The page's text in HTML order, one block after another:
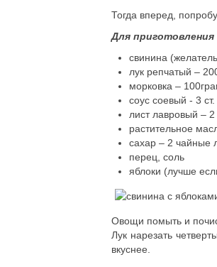
Тогда вперед,
Для
свинина
лук репчатый –
морковка –
соус соевый - 3
лист лавровый – 2
растительное
сахар – 2 чайные
перец, соль
яблоки (лучше
Овощи помыть и
Лук нарезать
вкуснее.